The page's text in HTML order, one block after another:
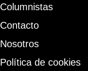
Columnistas
Contacto
Nosotros
Política de cookies